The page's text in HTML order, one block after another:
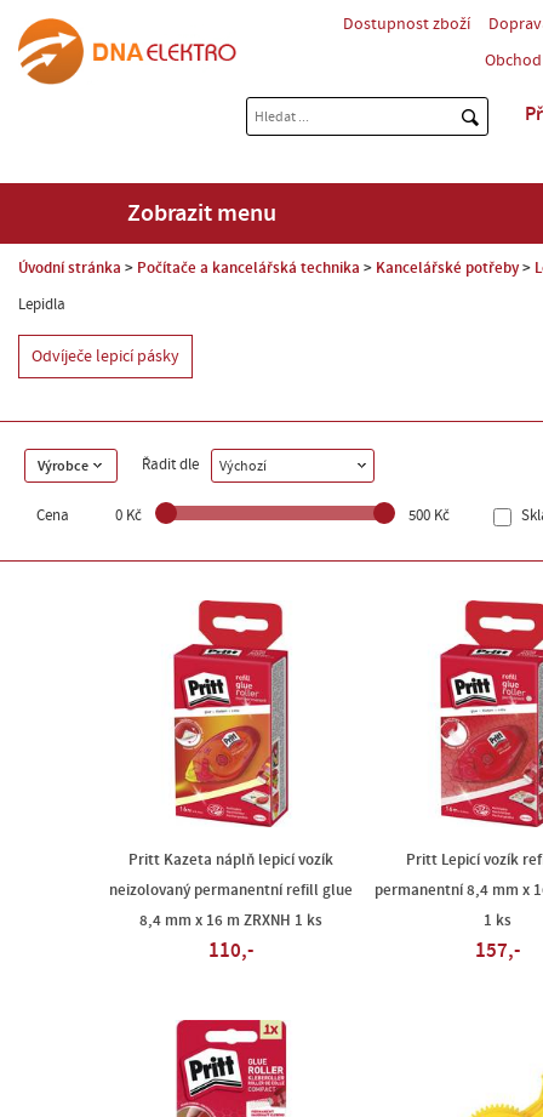
Dostupnost zboží
Zobrazit menu
Úvodní stránka Počítače a kancelářská technika Kancelářské potřeby
Lepidla
Odvíječe lepicí pásky
Výrobce Řadit dle Výchozí
Cena 0 Kč 500 Kč
Pritt Kazeta náplň lepicí vozík
neizolovaný permanentní refill glue
8,4 mm x 16 m ZRXNH 1 ks
110,-
Pritt Lepicí vozík
permanentní 8,4 mm x
1 ks
157,-